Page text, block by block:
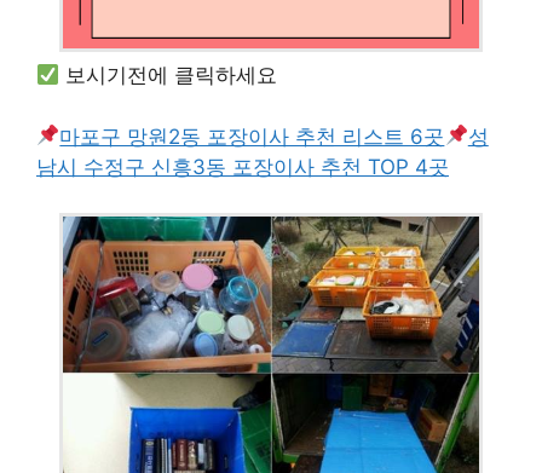
보시기전에 클릭하세요
마포구 망원2동 포장이사 추천 리스트 6곳
성
남시 수정구 신흥3동 포장이사 추천 TOP 4곳